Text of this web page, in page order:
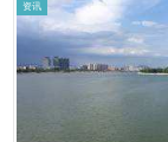
资讯